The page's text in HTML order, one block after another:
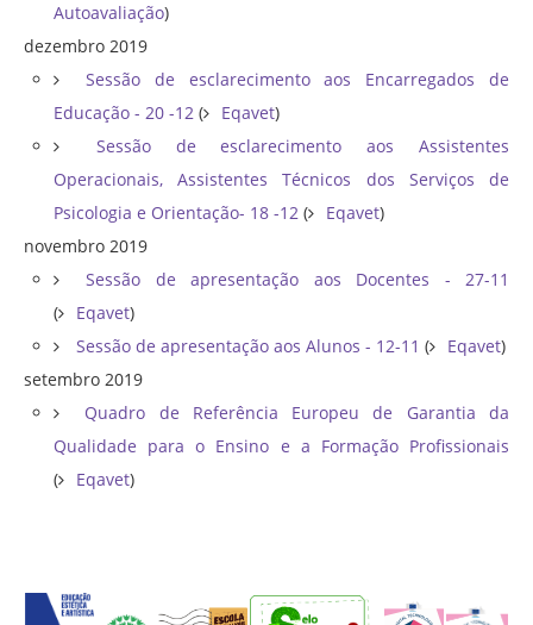
Autoavaliação)
dezembro 2019
Sessão de esclarecimento aos Encarregados de
Educação - 20 -12 ( Eqavet)
Sessão de esclarecimento aos Assistentes
Operacionais, Assistentes Técnicos dos Serviços de
Psicologia e Orientação- 18 -12 ( Eqavet)
novembro 2019
Sessão de apresentação aos Docentes - 27-11
(
Eqavet)
Sessão de apresentação aos Alunos - 12-11 ( Eqavet)
setembro 2019
Quadro de Referência Europeu de Garantia da
Qualidade para o Ensino e a Formação Profissionais
(
Eqavet)